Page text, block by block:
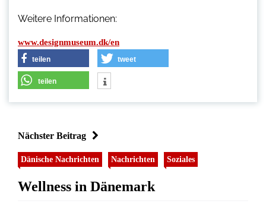
Weitere Informationen:
www.designmuseum.dk/en
teilen tweet
teilen
Nächster Beitrag
Dänische Nachrichten Nachrichten Soziales
Wellness in Dänemark